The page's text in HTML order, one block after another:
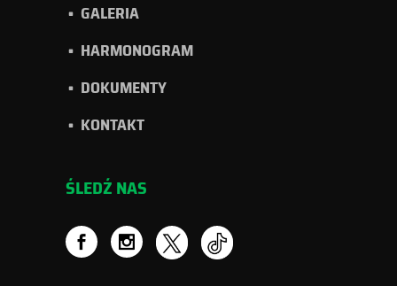
GALERIA
HARMONOGRAM
DOKUMENTY
KONTAKT
ŚLEDŹ NAS